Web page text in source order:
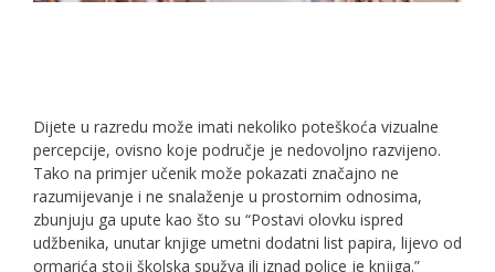
Dijete u razredu može imati nekoliko poteškoća vizualne
percepcije, ovisno koje područje je nedovoljno razvijeno.
Tako na primjer učenik može pokazati značajno ne
razumijevanje i ne snalaženje u prostornim odnosima,
zbunjuju ga upute kao što su “Postavi olovku ispred
udžbenika, unutar knjige umetni dodatni list papira, lijevo od
ormarića stoji školska spužva ili iznad police je knjiga.”